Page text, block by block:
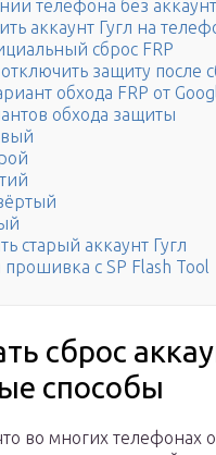
телефона без
аккаунт Гугл на
сброс FRP
защиту после
обхода FRP от
обхода защиты
старый аккаунт Гугл
прошивка с SP Flash Tool
сброс
способы
во многих телефонах